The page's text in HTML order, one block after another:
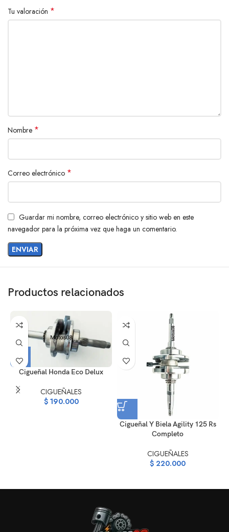
Tu valoración *
Nombre *
Correo electrónico *
Guardar mi nombre, correo electrónico y sitio web en este
navegador para la próxima vez que haga un comentario.
Productos relacionados
Cigueñal Honda Eco Delux
CIGUEÑALES
$190.000
Cigueñal Y Biela Agility 125 Rs
Completo
CIGUEÑALES
$ 220.000